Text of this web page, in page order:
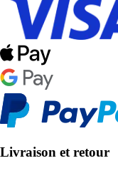
Livraison et retour